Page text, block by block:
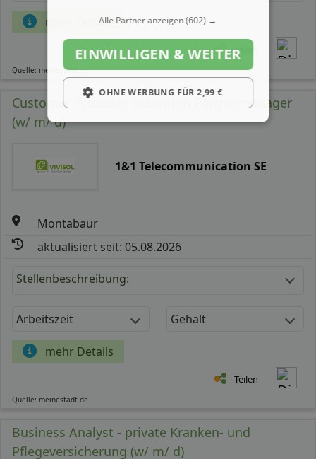
mehr Details
Teilen
Quelle: meinestadt.de
Customer Telesales Retention Partnermanager
(w/ m/ d)
1&1 Telecommunication SE
Montabaur
aktualisiert seit: 05.08.2026
Stellenbeschreibung:
Arbeitszeit Gehalt
mehr Details
Teilen
Quelle: meinestadt.de
Business Analyst - private Kranken- und
Pflegeversicherung (w/ m/ d)
Alle Partner anzeigen(602) →
EINWILLIGEN & WEITER
OHNE WERBUNG FÜR 2,99 €